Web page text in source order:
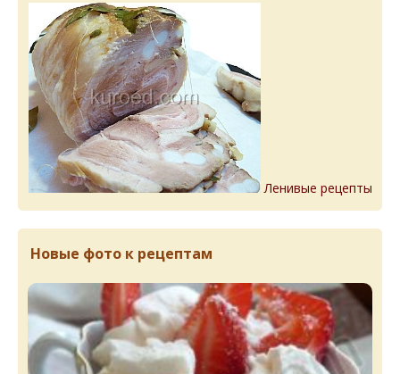
Ленивые рецепты
Новые фото к рецептам